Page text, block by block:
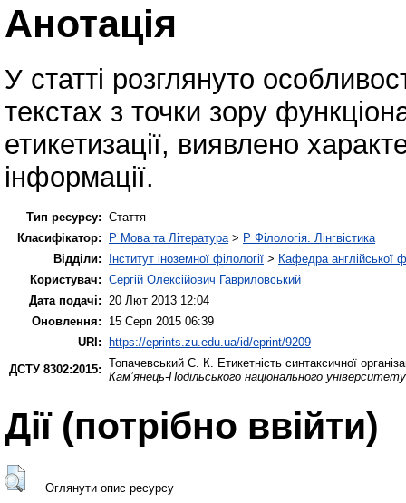
Анотація
У статті розглянуто
текстах з точки зору
етикетизації, виявлено
інформації.
Тип ресурсу: Стаття
Класифікатор:
P Мова та Література > P Філологія. Лінгвістика
Відділи:
Інститут іноземної філології > Кафедра англійської
Користувач: Сергій Олексійович Гавриловський
Дата подачі:
20 Лют 2013 12:04
Оновлення:
15 Серп 2015 06:39
URI: https://eprints.zu.edu.ua/id/eprint/9209
ДСТУ 8302:2015: Топачевський С. К.
Етикетність синтаксичної
Кам’янець-Подільського національного університету
Дії ​​(потрібно ввійти)
Оглянути опис ресурсу